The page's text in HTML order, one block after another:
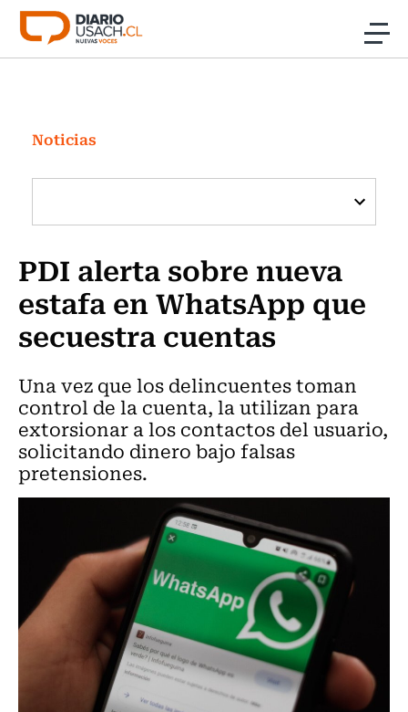
Click acá para ir directamente al contenido
Investigación
Cultura
Programas Radio y TV Usach
Noticias
PDI alerta sobre nueva
estafa en WhatsApp que
secuestra cuentas
Una vez que los delincuentes toman
control de la cuenta, la utilizan para
extorsionar a los contactos del usuario,
solicitando dinero bajo falsas
pretensiones.